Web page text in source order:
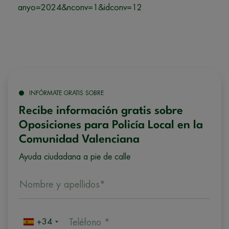
anyo=2024&nconv=1&idconv=12
INFÓRMATE GRATIS SOBRE
Recibe información gratis sobre
Oposiciones para Policía Local en la
Comunidad Valenciana
Ayuda ciudadana a pie de calle
Nombre y apellidos*
+34 Teléfono *